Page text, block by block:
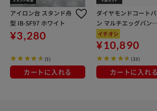
アイロン台 スタンド舟
型 IB-SF97 ホワイト
¥3,280
(3)
カートに入れる
ダイヤモンドコートパ
ン マルチエッグパン入
り 9点セット IHガス火
対応 MEGI-9S ブラウン
メタリック
イチオシ
¥10,890
(33)
カートに入れる